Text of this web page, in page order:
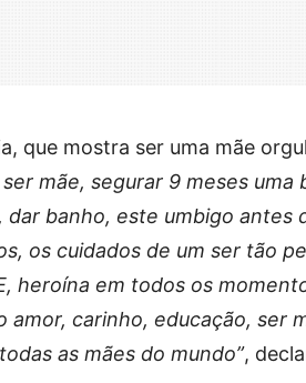
que mostra ser uma mãe
mãe, segurar 9 meses
banho, este umbigo antes
os cuidados de um ser tão
heroína em todos os
amor, carinho, educação, ser
as mães do mundo”,